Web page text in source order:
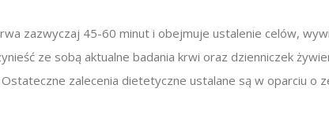
zazwyczaj 45-60 minut i obejmuje ustalenie celów,
ze sobą aktualne badania krwi oraz dzienniczek
zalecenia dietetyczne ustalane są w oparciu o